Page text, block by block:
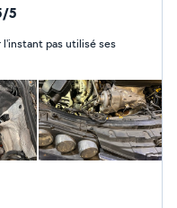
5
l'instant pas utilisé ses